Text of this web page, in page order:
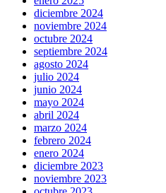
diciembre 2024
noviembre 2024
octubre 2024
septiembre 2024
agosto 2024
julio 2024
junio 2024
mayo 2024
abril 2024
marzo 2024
febrero 2024
enero 2024
diciembre 2023
noviembre 2023